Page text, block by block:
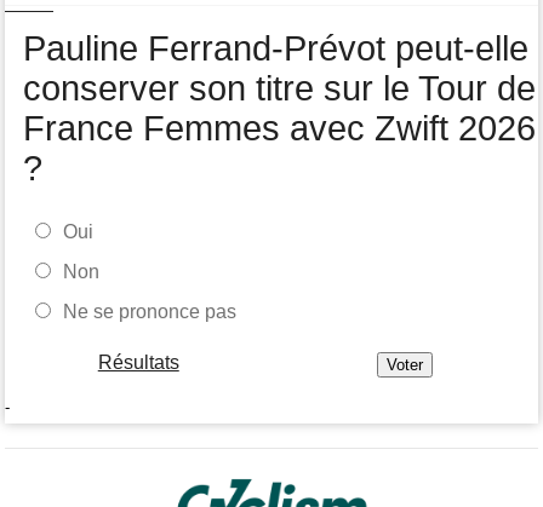
Pauline Ferrand-Prévot peut-elle
conserver son titre sur le Tour de
France Femmes avec Zwift 2026
?
Oui
Non
Ne se prononce pas
Résultats
-